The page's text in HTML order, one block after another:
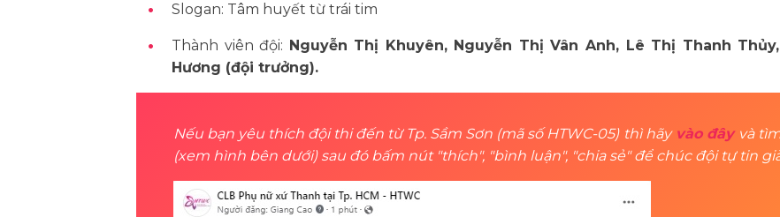
Slogan: Tâm huyết từ trái tim
Thành viên đội: Nguyễn Thị Khuyên, Nguyễn Thị Vân Anh, Lê Thị Thanh
Hương (đội trưởng).
Nếu bạn yêu thích đội thi đến từ Tp. Sầm Sơn (mã số HTWC-05) thì hãy vào đây và
(xem hình bên dưới) sau đó bấm nút "thích", "bình luận", "chia sẻ" để chúc đội tự tin